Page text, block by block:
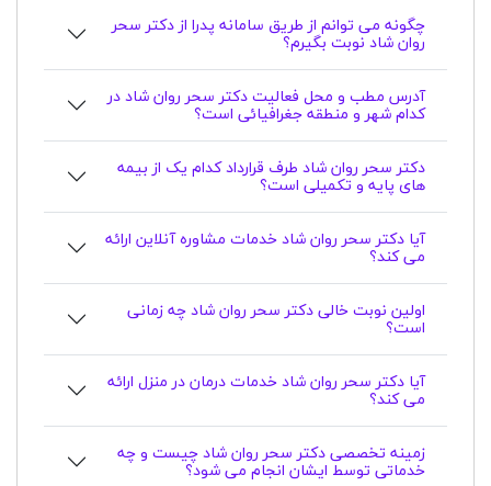
چگونه می توانم از طریق سامانه پدرا از دکتر سحر
روان شاد نوبت بگیرم؟
آدرس مطب و محل فعالیت دکتر سحر روان شاد در
کدام شهر و منطقه جغرافیائی است؟
دکتر سحر روان شاد طرف قرارداد کدام یک از بیمه
های پایه و تکمیلی است؟
آیا دکتر سحر روان شاد خدمات مشاوره آنلاین ارائه
می کند؟
اولین نوبت خالی دکتر سحر روان شاد چه زمانی
است؟
آیا دکتر سحر روان شاد خدمات درمان در منزل ارائه
می کند؟
زمینه تخصصی دکتر سحر روان شاد چیست و چه
خدماتی توسط ایشان انجام می شود؟